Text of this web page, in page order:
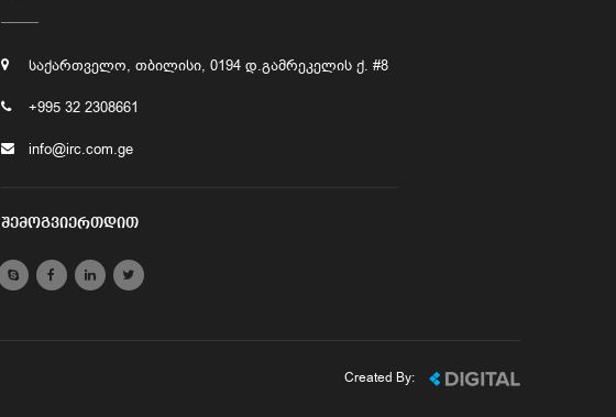
საქართველო, თბილისი, 0194 დ.გამრეკელის ქ. #8
+995 32 2308661
info@irc.com.ge
ᲨᲔᲛᲝᲒᲕᲘᲔᲠᲗᲓᲘᲗ
Created By: